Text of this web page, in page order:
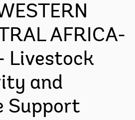
AFRICA-
Livestock
and
Support